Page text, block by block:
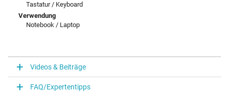
Tastatur / Keyboard
Verwendung
Notebook / Laptop
Videos & Beiträge
FAQ/Expertentipps